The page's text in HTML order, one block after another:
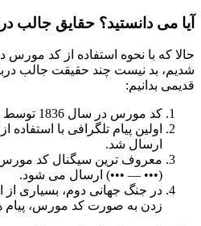
آیا می دانستید؟ حقایق جالب
حالا که با نحوه استفاده از کد
شدیم، بد نیست چند حقیقت جالب
قدیمی بدانیم:
کد مورس در سال 1836 توسط ساموئل مورس اختراع شد.
ارسال شد.
(••• — •••) ارسال می شود.
در جنگ جهانی دوم، بسیاری از
زدن به صورت کد مورس، پیام